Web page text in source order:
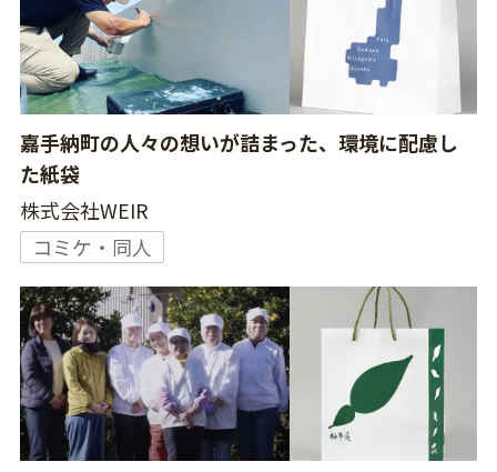
嘉手納町の人々の想いが詰まった、環境に配慮し
た紙袋
株式会社WEIR
コミケ・同人